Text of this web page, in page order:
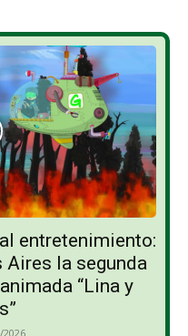
entretenimiento:
Aires la segunda
“Lina y
2026